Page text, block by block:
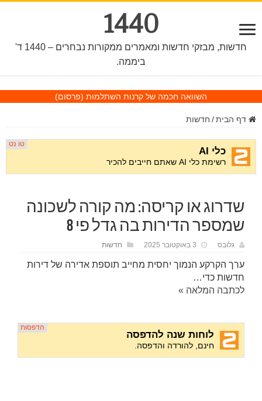
1440
חדשות, מבזקי חדשות ומאמרים ממקורות נבחרים – 1440 ד'
ביממה.
השוואה חכמה של קרנות השתלמות (פרסום)
דף הבית / חדשות
שדרוג או קריסה: מה קורה לשכונה
שמספר הדירות בה גדל פי 8
גלובס 3 באוקטובר 2025 חדשות
ערך הקרקע הנמוך יחסית מחייב תוספת אדירה של דירות
חדשות כדי…
לכתבה המלאה »